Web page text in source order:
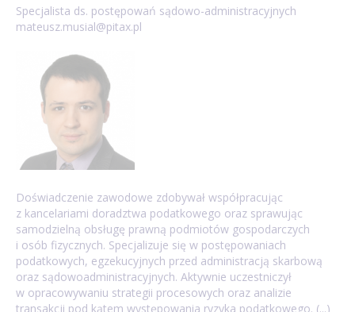
Specjalista ds. postępowań sądowo-administracyjnych
mateusz.musial@pitax.pl
Doświadczenie zawodowe zdobywał współpracując
z kancelariami doradztwa podatkowego oraz sprawując
samodzielną obsługę prawną podmiotów gospodarczych
i osób fizycznych. Specjalizuje się w postępowaniach
podatkowych, egzekucyjnych przed administracją skarbową
oraz sądowoadministracyjnych. Aktywnie uczestniczył
w opracowywaniu strategii procesowych oraz analizie
transakcji pod kątem występowania ryzyka podatkowego. (...)